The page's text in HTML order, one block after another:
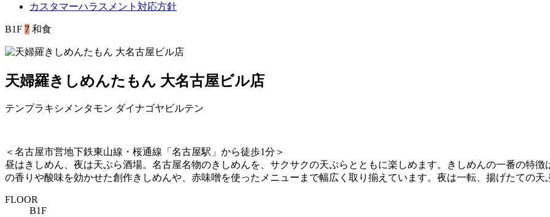
カスタマーハラスメント対応方針
B1F 7 和食
天婦羅きしめんたもん 大名古屋ビル店
テンプラキシメンタモン ダイナゴヤビルテン
＜名古屋市営地下鉄東山線・桜通線「名古屋駅」から徒歩1分＞
昼はきしめん、夜は天ぷら酒場。名古屋名物のきしめんを、サクサクの天ぷらとともに楽しめます。きしめんの一番の特
の香りや酸味を効かせた創作きしめんや、赤味噌を使ったメニューまで幅広く取り揃えています。夜は一転、揚げたての
FLOOR
B1F